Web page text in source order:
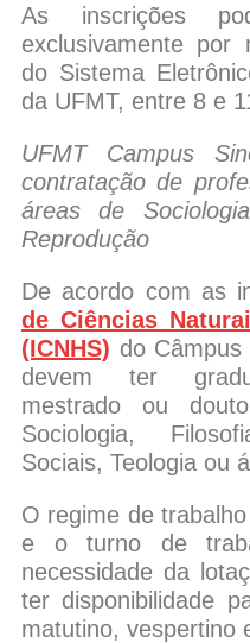
As inscrições
exclusivamente por
do Sistema
da UFMT, entre 8 e
UFMT Campus
contratação de
áreas de
Reprodução
De acordo com as
de Ciências
(ICNHS) do
devem ter
mestrado ou
Sociologia,
Sociais, Teologia ou
O regime de
e o turno de
necessidade da
ter disponibilidade
matutino, vespertino